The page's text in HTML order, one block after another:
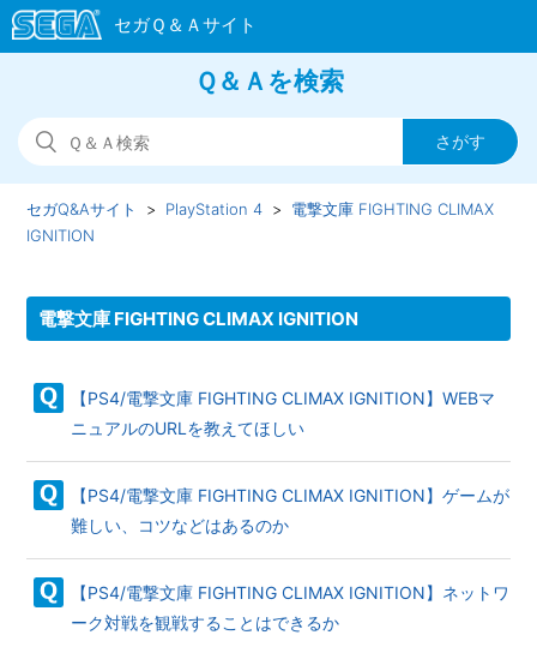
Ｑ＆Ａを検索
セガQ&Aサイト PlayStation 4
電撃文庫 FIGHTING CLIMAX
IGNITION
電撃文庫 FIGHTING CLIMAX IGNITION
【PS4/電撃文庫 FIGHTING CLIMAX IGNITION】WEBマ
ニュアルのURLを教えてほしい
【PS4/電撃文庫 FIGHTING CLIMAX IGNITION】ゲームが
難しい、コツなどはあるのか
【PS4/電撃文庫 FIGHTING CLIMAX IGNITION】ネットワ
ーク対戦を観戦することはできるか